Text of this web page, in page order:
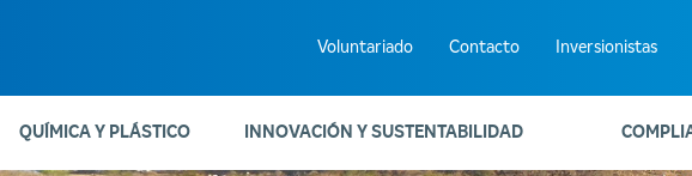
Voluntariado Contacto Inversionistas
QUÍMICA Y PLÁSTICO INNOVACIÓN Y SUSTENTABILIDAD